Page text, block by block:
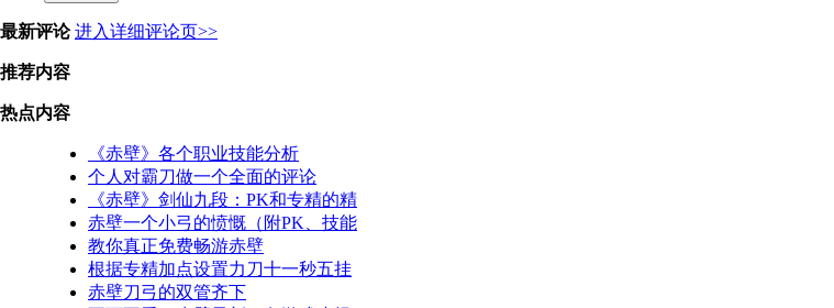
最新评论 进入详细评论页>>
推荐内容
热点内容
《赤壁》各个职业技能分析
个人对霸刀做一个全面的评论
《赤壁》剑仙九段：PK和专精的精
赤壁一个小弓的愤慨（附PK、技能
教你真正免费畅游赤壁
根据专精加点设置力刀十一秒五挂
赤壁刀弓的双管齐下